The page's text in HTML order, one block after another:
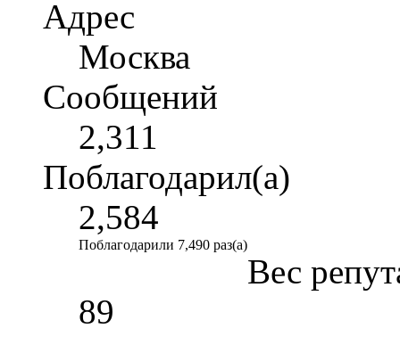
Адрес
Москва
Сообщений
2,311
Поблагодарил(а)
2,584
Поблагодарили 7,490 раз(а)
Вес
89